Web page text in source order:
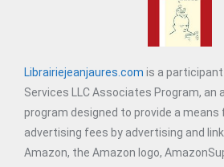
Librairiejeanjaures.com is a
Services LLC Associates Program, an
program designed to provide a
advertising fees by advertising and
Amazon, the Amazon logo,